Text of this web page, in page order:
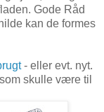
Gode Råd
kan de formes
- eller evt. nyt.
skulle være til